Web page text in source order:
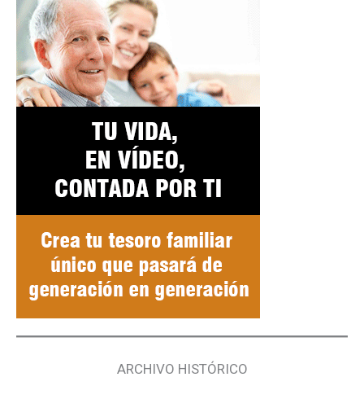
ARCHIVO HISTÓRICO